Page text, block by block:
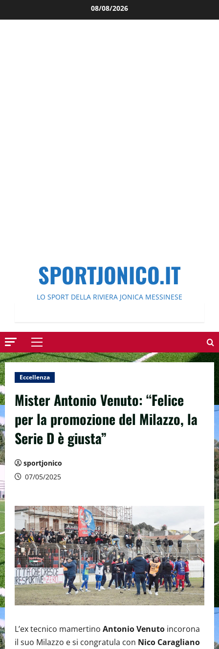
al
08/08/2026
SPORTJONICO.IT
LO SPORT DELLA RIVIERA JONICA MESSINESE
Menu
principale
Eccellenza
Mister Antonio Venuto: “Felice
per la promozione del Milazzo, la
Serie D è giusta”
sportjonico
07/05/2025
L’ex tecnico mamertino Antonio Venuto incorona
il suo Milazzo e si congratula con Nico Caragliano